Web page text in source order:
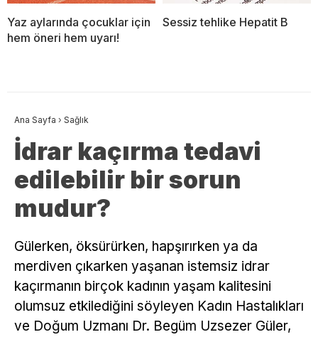
Yaz aylarında çocuklar için
hem öneri hem uyarı!
Sessiz tehlike Hepatit B
Ana Sayfa › Sağlık
İdrar kaçırma tedavi
edilebilir bir sorun
mudur?
Gülerken, öksürürken, hapşırırken ya da
merdiven çıkarken yaşanan istemsiz idrar
kaçırmanın birçok kadının yaşam kalitesini
olumsuz etkilediğini söyleyen Kadın Hastalıkları
ve Doğum Uzmanı Dr. Begüm Uzsezer Güler,